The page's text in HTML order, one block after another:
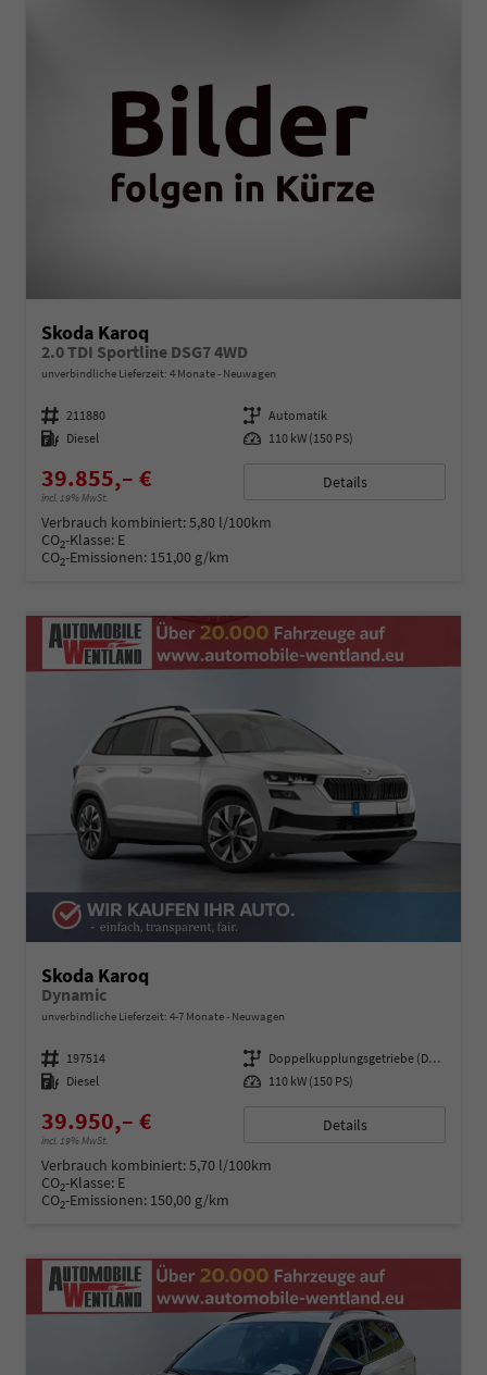
Skoda Karoq
2.0 TDI Sportline DSG7 4WD
unverbindliche Lieferzeit: 4 Monate Neuwagen
Fahrzeugnummer 211880 Getriebe Automatik
Kraftstoff Diesel Leistung 110 kW (150 PS)
39.855,– €
incl. 19% MwSt.
Details
Verbrauch kombiniert:5,80 l/100km
CO2-Klasse: E
CO2-Emissionen: 151,00 g/km
Skoda Karoq
Dynamic
unverbindliche Lieferzeit: 4-7 Monate Neuwagen
Fahrzeugnummer 197514 Getriebe
Doppelkupplungsgetriebe (DSG)
Kraftstoff Diesel Leistung 110 kW (150 PS)
39.950,– €
incl. 19% MwSt.
Details
Verbrauch kombiniert:5,70 l/100km
CO2-Klasse: E
CO2-Emissionen: 150,00 g/km